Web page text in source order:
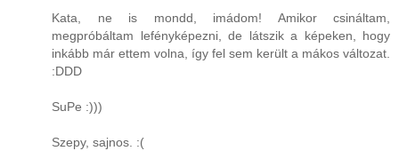
Kata, ne is mondd, imádom! Amikor csináltam,
megpróbáltam lefényképezni, de látszik a képeken, hogy
inkább már ettem volna, így fel sem került a mákos változat.
:DDD
SuPe :)))
Szepy, sajnos. :(